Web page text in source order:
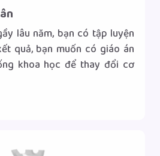
lâu năm, bạn có tập luyện
quả, bạn muốn có giáo án
khoa học để thay đổi cơ